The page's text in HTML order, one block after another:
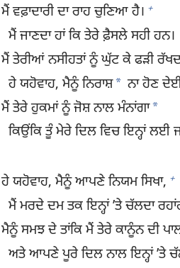
ਮੈਂ ਵਫ਼ਾਦਾਰੀ ਦਾ ਰਾਹ ਚੁਣਿਆ ਹੈ। +
ਮੈਂ ਜਾਣਦਾ ਹਾਂ ਕਿ ਤੇਰੇ ਫ਼ੈਸਲੇ ਸਹੀ ਹਨ।
ਮੈਂ ਤੇਰੀਆਂ ਨਸੀਹਤਾਂ ਨੂੰ ਘੁੱਟ ਕੇ ਫੜੀ
ਹੇ ਯਹੋਵਾਹ, ਮੈਨੂੰ ਨਿਰਾਸ਼* ਨਾ ਹੋਣ
ਮੈਂ ਤੇਰੇ ਹੁਕਮਾਂ ਨੂੰ ਜੋਸ਼ ਨਾਲ ਮੰਨਾਂਗਾ*
ਕਿਉਂਕਿ ਤੂੰ ਮੇਰੇ ਦਿਲ ਵਿਚ ਇਨ੍ਹਾਂ ਲਈ
ਹੇ ਯਹੋਵਾਹ, ਮੈਨੂੰ ਆਪਣੇ ਨਿਯਮ ਸਿਖਾ, +
ਮੈਂ ਮਰਦੇ ਦਮ ਤਕ ਇਨ੍ਹਾਂ ʼਤੇ ਚੱਲਦਾ
ਮੈਨੂੰ ਸਮਝ ਦੇ ਤਾਂਕਿ ਮੈਂ ਤੇਰੇ ਕਾਨੂੰਨ ਦੀ
ਅਤੇ ਆਪਣੇ ਪੂਰੇ ਦਿਲ ਨਾਲ ਇਨ੍ਹਾਂ ʼਤੇ